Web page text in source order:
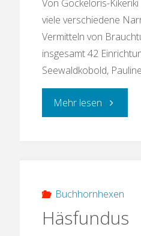
Von Gockeloris-
viele verschiedene
Vermitteln von
insgesamt 42
Seewaldkobold,
Mehr lesen
Buchhornhexen
Häsfundus